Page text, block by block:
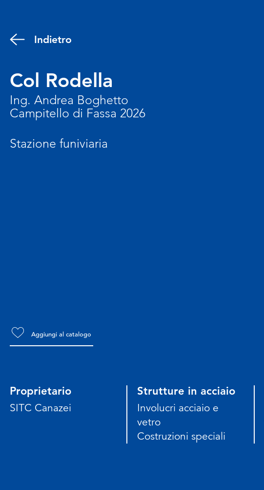
Indietro
Col Rodella
Ing. Andrea Boghetto
Campitello di Fassa 2026
Stazione funiviaria
Aggiungi al catalogo
Proprietario
SITC Canazei
Strutture in acciaio
Involucri acciaio e
vetro
Costruzioni speciali